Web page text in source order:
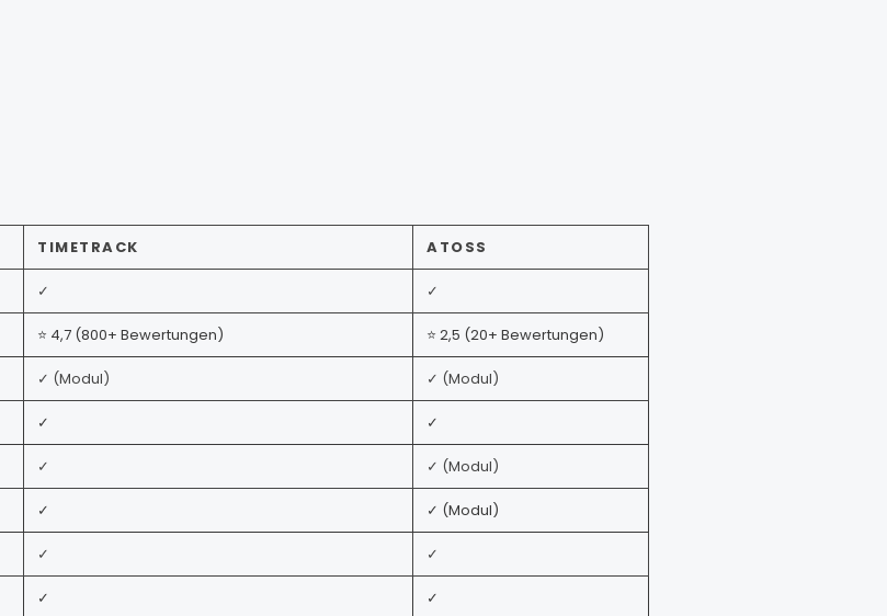
TIMETRACK ATOSS
✓ ✓
⭐ 4,7 (800+ Bewertungen) ⭐ 2,5 (20+ Bewertungen)
✓ (Modul) ✓ (Modul)
✓ ✓
✓ ✓ (Modul)
✓ ✓ (Modul)
✓ ✓
✓ ✓